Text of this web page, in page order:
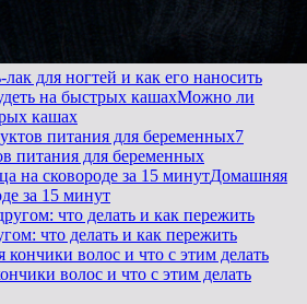
для ногтей и как его наносить
Можно ли
кашах
7
питания для беременных
Домашняя
за 15 минут
что делать и как пережить
волос и что с этим делать